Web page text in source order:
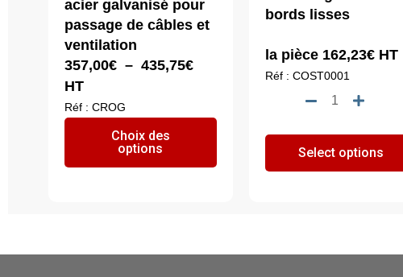
acier galvanisé pour
passage de câbles et
ventilation
357,00€ – 435,75€Plage
435,75€
HT
Réf : CROG
Choix des
options
a
options
bords lisses
la pièce 162,23€HT
Réf : COST0001
quantité
Costière
à
Select options